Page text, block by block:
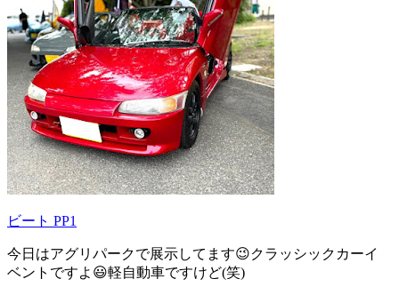
ビート PP1
今日はアグリパークで展示してます😉クラッシックカーイ
ベントですよ😃軽自動車ですけど(笑)